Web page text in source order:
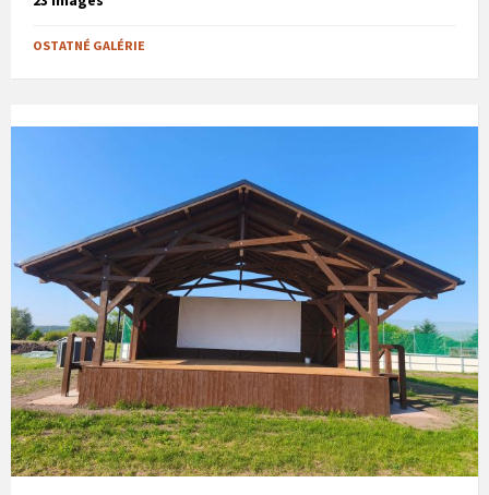
OSTATNÉ GALÉRIE